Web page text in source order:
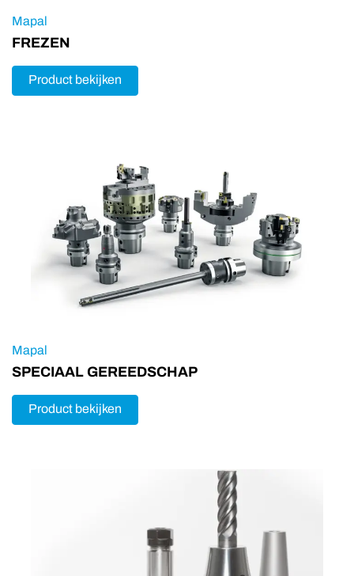
Mapal
FREZEN
Product bekijken
Mapal
SPECIAAL GEREEDSCHAP
Product bekijken